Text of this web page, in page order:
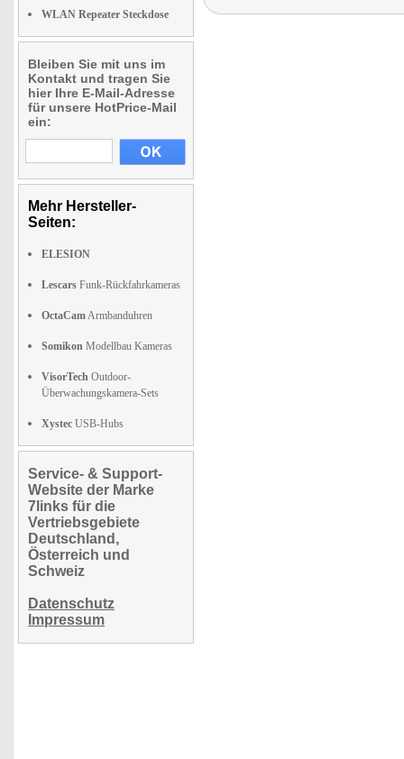
WLAN Repeater Steckdose
Bleiben Sie mit uns im
Kontakt und tragen Sie
hier Ihre E-Mail-Adresse
für unsere HotPrice-Mail
ein:
Mehr Hersteller-
Seiten:
ELESION
Lescars Funk-Rückfahrkameras
OctaCamArmbanduhren
Somikon Modellbau Kameras
VisorTech Outdoor-
Überwachungskamera-Sets
Xystec USB-Hubs
Service- & Support-
Website der Marke
7links für die
Vertriebsgebiete
Deutschland,
Österreich und
Schweiz
Datenschutz
Impressum